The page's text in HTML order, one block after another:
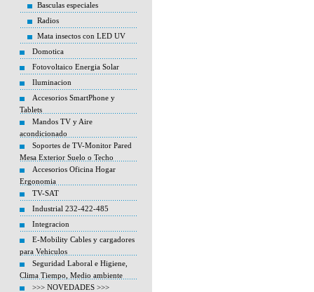
Basculas especiales
Radios
Mata insectos con LED UV
Domotica
Fotovoltaico Energia Solar
Iluminacion
Accesorios SmartPhone y
Tablets
Mandos TV y Aire
acondicionado
Soportes de TV-Monitor Pared
Mesa Exterior Suelo o Techo
Accesorios Oficina Hogar
Ergonomia
TV-SAT
Industrial 232-422-485
Integracion
E-Mobility Cables y cargadores
para Vehiculos
Seguridad Laboral e Higiene,
Clima Tiempo, Medio ambiente
>>> NOVEDADES >>>